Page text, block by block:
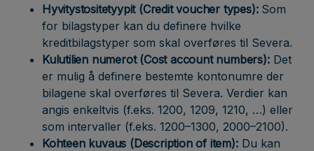
Hyvitystositetyypit (Credit voucher types):Som
for bilagstyper kan du definere hvilke
kreditbilagstyper som skal overføres til Severa.
Kulutilien numerot (Cost account numbers):Det
er mulig å definere bestemte kontonumre der
bilagene skal overføres til Severa. Verdier kan
angis enkeltvis (f.eks. 1200, 1209, 1210, …) eller
som intervaller (f.eks. 1200–1300, 2000–2100).
Kohteen kuvaus (Description of item):Du kan